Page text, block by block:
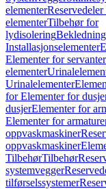
elementer
elementerTilbehør for
lydisolering
Installasjonselementer
Elementer for servanter
elementer
Urinalelementer
for Elementer for
dusjerElementer for
Elementer for
oppvaskmaskiner
oppvaskmaskiner
TilbehørTilbehør
systemvegger
tilførselssystemer